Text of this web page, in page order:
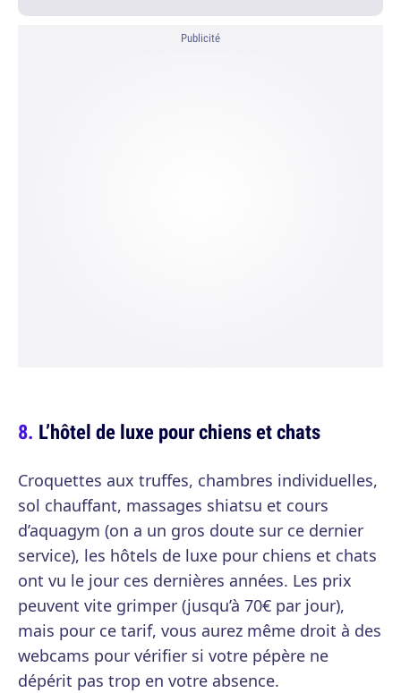
Publicité
L’hôtel de luxe pour chiens et chats
Croquettes aux truffes, chambres individuelles,
sol chauffant, massages shiatsu et cours
d’aquagym (on a un gros doute sur ce dernier
service), les hôtels de luxe pour chiens et chats
ont vu le jour ces dernières années. Les prix
peuvent vite grimper (jusqu’à 70€ par jour),
mais pour ce tarif, vous aurez même droit à des
webcams pour vérifier si votre pépère ne
dépérit pas trop en votre absence.